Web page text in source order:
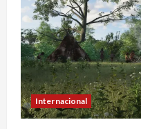
Internacional